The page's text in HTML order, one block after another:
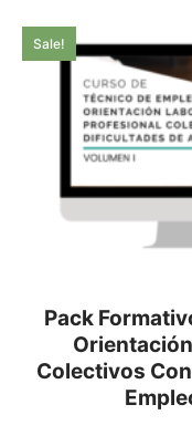
Sale!
Pack
Colectivos